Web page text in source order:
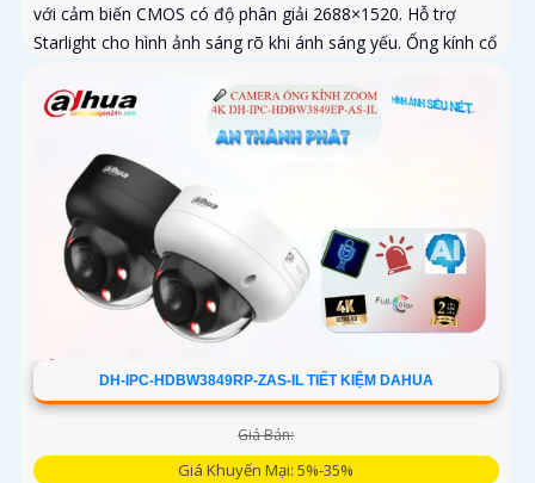
với cảm biến CMOS có độ phân giải 2688×1520. Hỗ trợ
Starlight cho hình ảnh sáng rõ khi ánh sáng yếu. Ống kính cố
DH-IPC-HDBW3849RP-ZAS-IL TIẾT KIỆM DAHUA
Giá Bán:
Giá Khuyến Mại: 5%-35%